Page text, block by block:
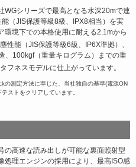
WGシリーズで最高となる水深20mで連
（JIS保護等級8級、IPX8相当）を実
環境下での本格使用に耐える2.1mから
性能（JIS保護等級6級、IP6X準拠）、
、100kgf（重量キログラム）までの重
フネスモデルに仕上がっています。
測定方法に準じた、当社独自の基準(電源ON
ストをクリアしています。
の高速な読み出しが可能な裏面照射型
処理エンジンの採用により、最高ISO感